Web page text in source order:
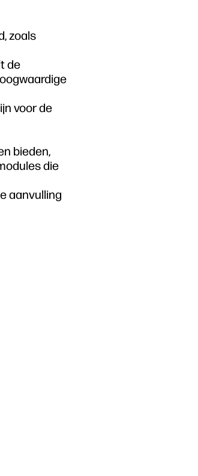
zoals
de
voor de
bieden,
die
aanvulling